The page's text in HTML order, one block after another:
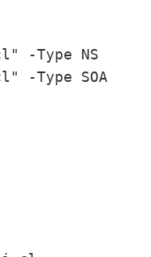
-Type NS
-Type SOA